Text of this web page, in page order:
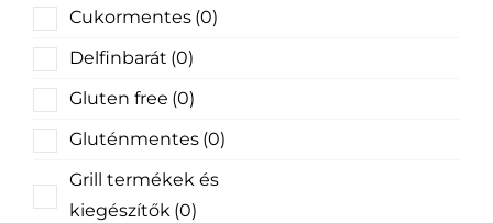
Cukormentes (0)
Delfinbarát (0)
Gluten free (0)
Gluténmentes (0)
Grill termékek és
kiegészítők (0)